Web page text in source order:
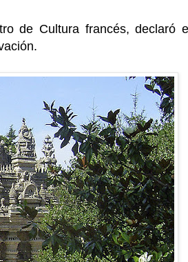
de Cultura francés, declaró